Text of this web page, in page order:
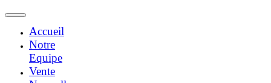
Accueil
Notre
Equipe
Vente